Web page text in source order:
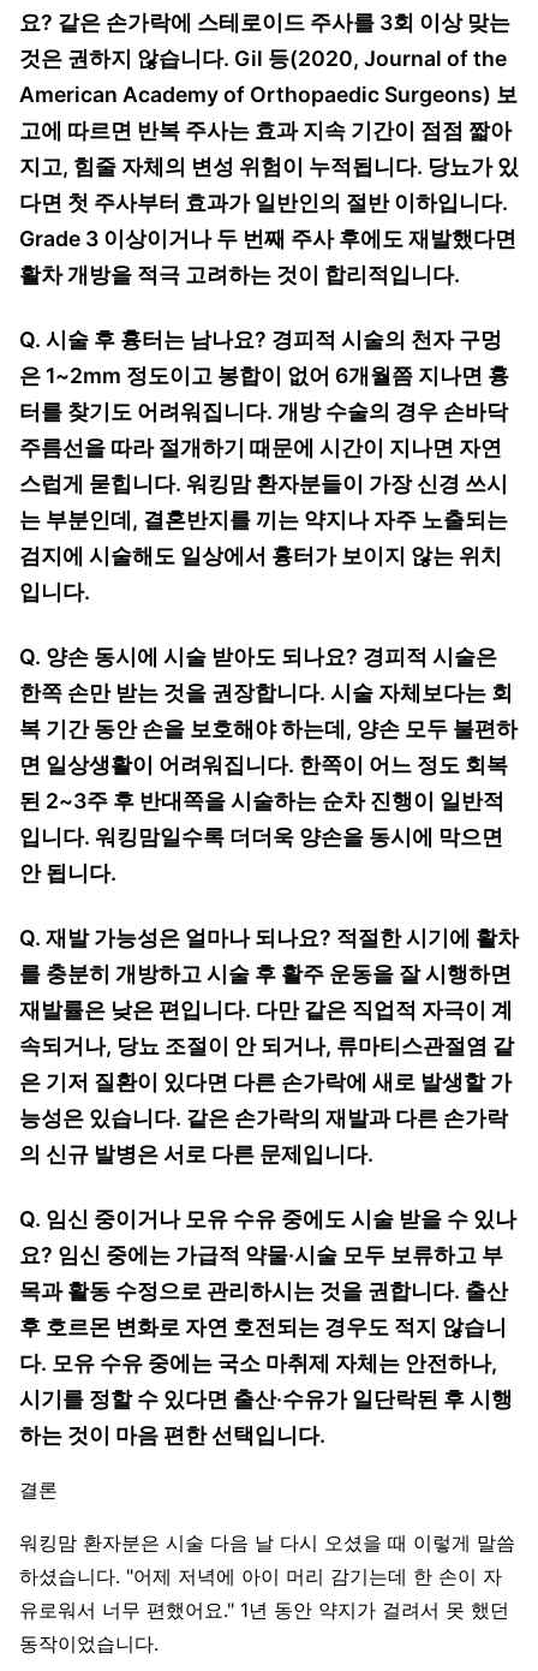
요? 같은 손가락에 스테로이드 주사를 3회 이상 맞는
것은 권하지 않습니다. Gil 등(2020, Journal of the
American Academy of Orthopaedic Surgeons) 보
고에 따르면 반복 주사는 효과 지속 기간이 점점 짧아
지고, 힘줄 자체의 변성 위험이 누적됩니다. 당뇨가 있
다면 첫 주사부터 효과가 일반인의 절반 이하입니다.
Grade 3 이상이거나 두 번째 주사 후에도 재발했다면
활차 개방을 적극 고려하는 것이 합리적입니다.
Q. 시술 후 흉터는 남나요? 경피적 시술의 천자 구멍
은 1~2mm 정도이고 봉합이 없어 6개월쯤 지나면 흉
터를 찾기도 어려워집니다. 개방 수술의 경우 손바닥
주름선을 따라 절개하기 때문에 시간이 지나면 자연
스럽게 묻힙니다. 워킹맘 환자분들이 가장 신경 쓰시
는 부분인데, 결혼반지를 끼는 약지나 자주 노출되는
검지에 시술해도 일상에서 흉터가 보이지 않는 위치
입니다.
Q. 양손 동시에 시술 받아도 되나요? 경피적 시술은
한쪽 손만 받는 것을 권장합니다. 시술 자체보다는 회
복 기간 동안 손을 보호해야 하는데, 양손 모두 불편하
면 일상생활이 어려워집니다. 한쪽이 어느 정도 회복
된 2~3주 후 반대쪽을 시술하는 순차 진행이 일반적
입니다. 워킹맘일수록 더더욱 양손을 동시에 막으면
안 됩니다.
Q. 재발 가능성은 얼마나 되나요? 적절한 시기에 활차
를 충분히 개방하고 시술 후 활주 운동을 잘 시행하면
재발률은 낮은 편입니다. 다만 같은 직업적 자극이 계
속되거나, 당뇨 조절이 안 되거나, 류마티스관절염 같
은 기저 질환이 있다면 다른 손가락에 새로 발생할 가
능성은 있습니다. 같은 손가락의 재발과 다른 손가락
의 신규 발병은 서로 다른 문제입니다.
Q. 임신 중이거나 모유 수유 중에도 시술 받을 수 있나
요? 임신 중에는 가급적 약물·시술 모두 보류하고 부
목과 활동 수정으로 관리하시는 것을 권합니다. 출산
후 호르몬 변화로 자연 호전되는 경우도 적지 않습니
다. 모유 수유 중에는 국소 마취제 자체는 안전하나,
시기를 정할 수 있다면 출산·수유가 일단락된 후 시행
하는 것이 마음 편한 선택입니다.
결론
워킹맘 환자분은 시술 다음 날 다시 오셨을 때 이렇게 말씀
하셨습니다. "어제 저녁에 아이 머리 감기는데 한 손이 자
유로워서 너무 편했어요." 1년 동안 약지가 걸려서 못 했던
동작이었습니다.